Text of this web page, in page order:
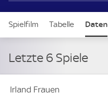
e
Spielfilm Tabelle Daten
Letzte 6 Spiele
Irland Frauen